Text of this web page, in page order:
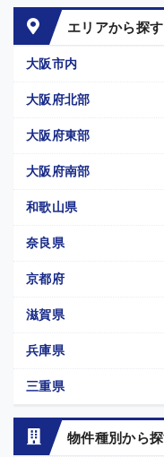
エリアから探す
大阪市内
大阪府北部
大阪府東部
大阪府南部
和歌山県
奈良県
京都府
滋賀県
兵庫県
三重県
物件種別から